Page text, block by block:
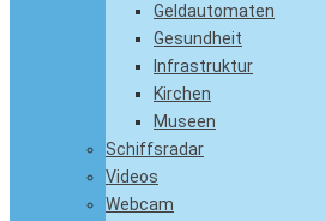
Geldautomaten
Gesundheit
Infrastruktur
Kirchen
Museen
Schiffsradar
Videos
Webcam